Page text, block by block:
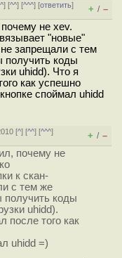
^] [^^] [^^^] [ответить]
+ / –
не xev.
"новые"
запрещали с тем
получить коды
uhidd). Что я
как успешно
споймал uhidd
[^] [^^] [^^^]
+ / –
почему не
к скан-
с тем же
получить коды
uhidd).
после того как
uhidd =)